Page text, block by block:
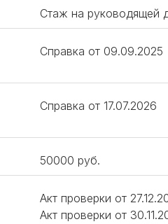
Стаж на руководящей
Справка от 09.09.2025
Справка от 17.07.2026
50000 руб.
Акт проверки от
Акт проверки от